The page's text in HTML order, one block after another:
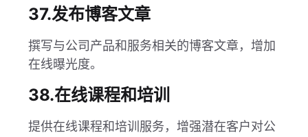
37.发布博客文章
撰写与公司产品和服务相关的博客文章，增加
在线曝光度。
38.在线课程和培训
提供在线课程和培训服务，增强潜在客户对公